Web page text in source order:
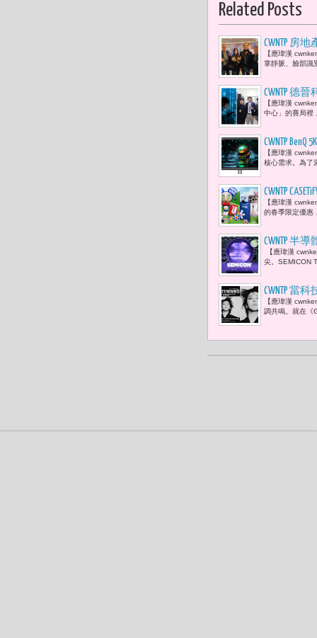
Related Posts
CWNTP 房
「 HOPE+
【應瑋漢
掌靜脈、臉部識
CWNTP 德
【應瑋漢
中心」的賽局裡
CWNTP
【應瑋漢
核心需求。為了
CWNTP
【應瑋漢
的春季限定優惠
CWNTP 半
灣半導體
【應瑋漢
尖。SEMICON
CWNTP 當
憶之間定
【應瑋漢
調共鳴。就在《